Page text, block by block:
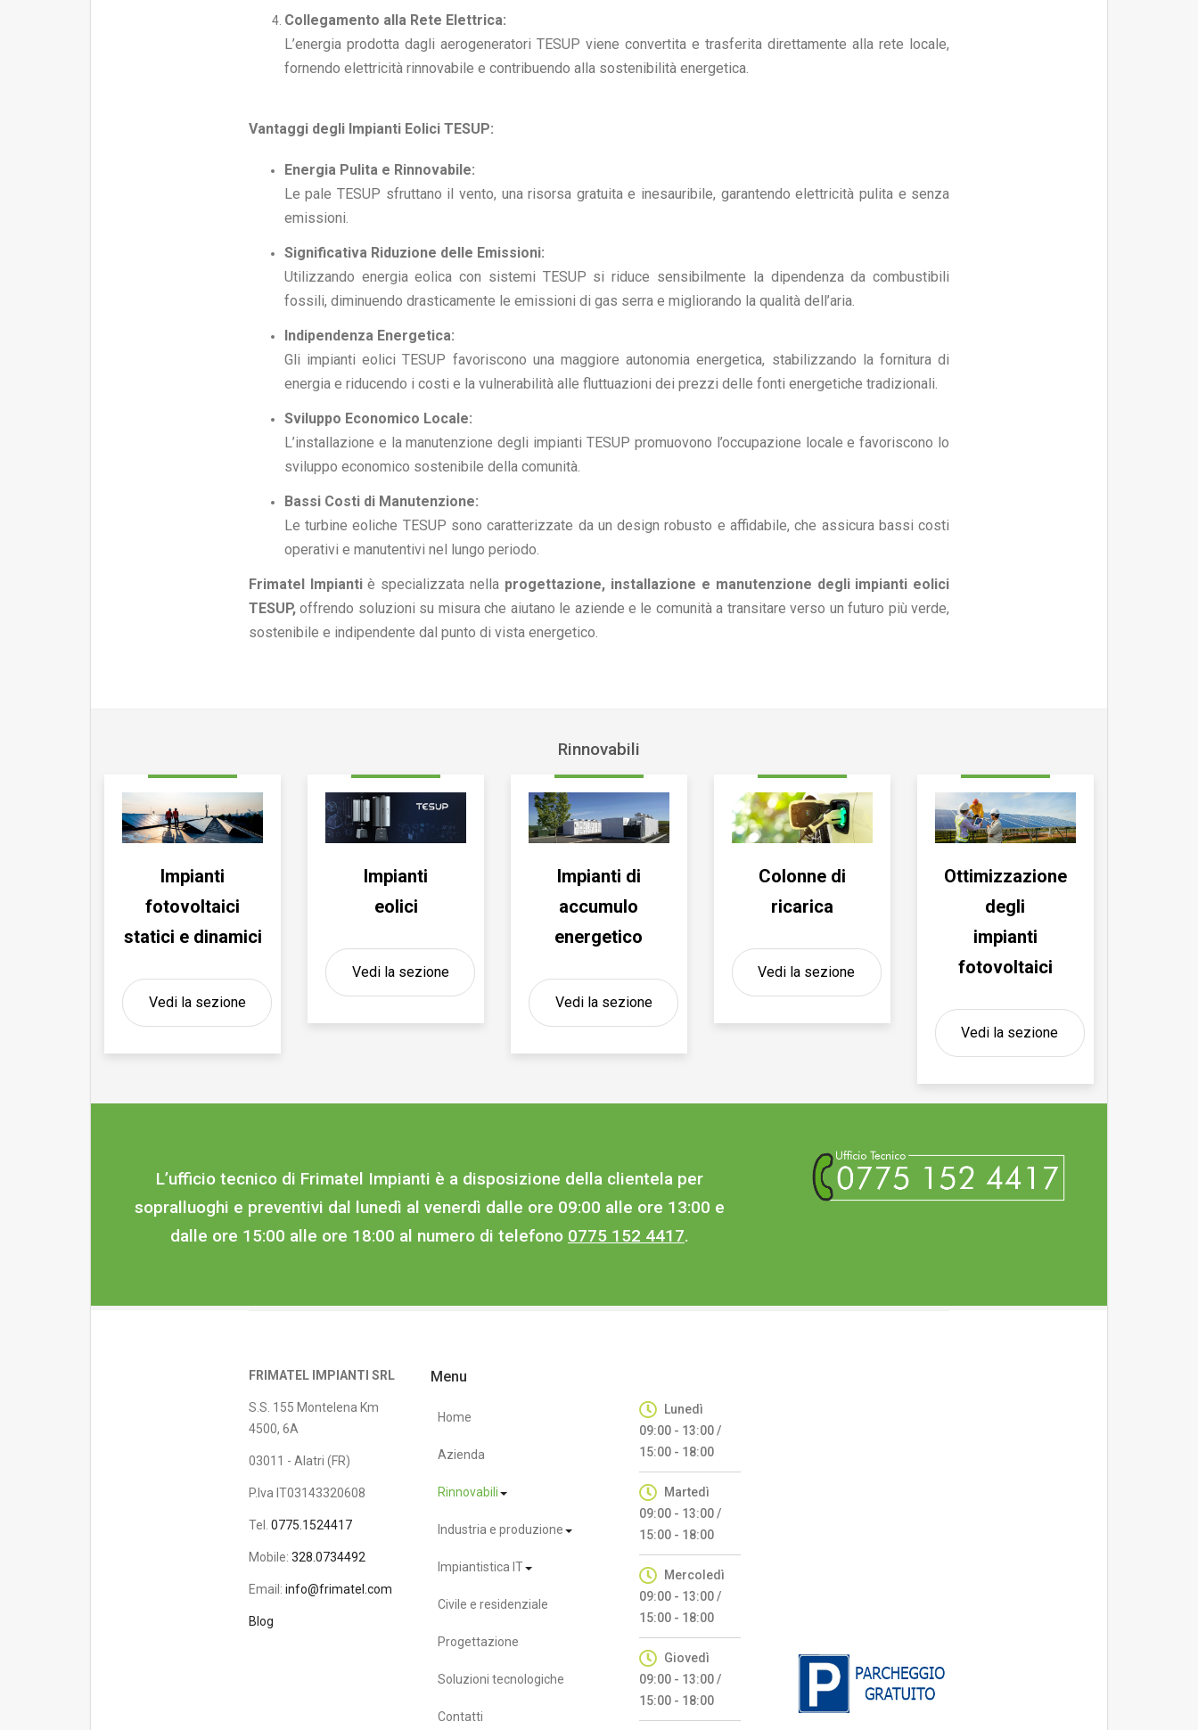
Collegamento alla Rete Elettrica:
L’energia prodotta dagli aerogeneratori TESUP viene convertita e trasferita direttamente alla rete locale,
fornendo elettricità rinnovabile e contribuendo alla sostenibilità energetica.
Vantaggi degli Impianti Eolici TESUP:
Energia Pulita e Rinnovabile:
Le pale TESUP sfruttano il vento, una risorsa gratuita e inesauribile, garantendo elettricità pulita e senza
emissioni.
Significativa Riduzione delle Emissioni:
Utilizzando energia eolica con sistemi TESUP si riduce sensibilmente la dipendenza da combustibili
fossili, diminuendo drasticamente le emissioni di gas serra e migliorando la qualità dell’aria.
Indipendenza Energetica:
Gli impianti eolici TESUP favoriscono una maggiore autonomia energetica, stabilizzando la fornitura di
energia e riducendo i costi e la vulnerabilità alle fluttuazioni dei prezzi delle fonti energetiche tradizionali.
Sviluppo Economico Locale:
L’installazione e la manutenzione degli impianti TESUP promuovono l’occupazione locale e favoriscono lo
sviluppo economico sostenibile della comunità.
Bassi Costi di Manutenzione:
Le turbine eoliche TESUP sono caratterizzate da un design robusto e affidabile, che assicura bassi costi
operativi e manutentivi nel lungo periodo.
Frimatel Impiantiè specializzata nella progettazione, installazione e manutenzione degli impianti eolici
TESUP,offrendo soluzioni su misura che aiutano le aziende e le comunità a transitare verso un futuro più verde,
sostenibile e indipendente dal punto di vista energetico.
Rinnovabili
Impianti
fotovoltaici
statici e dinamici
Vedi la sezione
Impianti
eolici
Vedi la sezione
Impianti di
accumulo
energetico
Vedi la sezione
Colonne di
ricarica
Vedi la sezione
Ottimizzazione
degli
impianti
fotovoltaici
Vedi la sezione
L’ufficio tecnico di Frimatel Impianti è a disposizione della clientela per
sopralluoghi e preventivi dal lunedì al venerdì dalle ore 09:00 alle ore 13:00 e
dalle ore 15:00 alle ore 18:00 al numero di telefono 0775 152 4417.
FRIMATEL IMPIANTI SRL
S.S. 155 Montelena Km
4500, 6A
03011 - Alatri (FR)
P.Iva IT03143320608
Tel. 0775.1524417
Mobile: 328.0734492
Email: info@frimatel.com
Blog
Menu
Home
Azienda
Rinnovabili
Industria e produzione
Impiantistica IT
Civile e residenziale
Progettazione
Soluzioni tecnologiche
Contatti
Lunedì
09:00 - 13:00 /
15:00 - 18:00
Martedì
09:00 - 13:00 /
15:00 - 18:00
Mercoledì
09:00 - 13:00 /
15:00 - 18:00
Giovedì
09:00 - 13:00 /
15:00 - 18:00